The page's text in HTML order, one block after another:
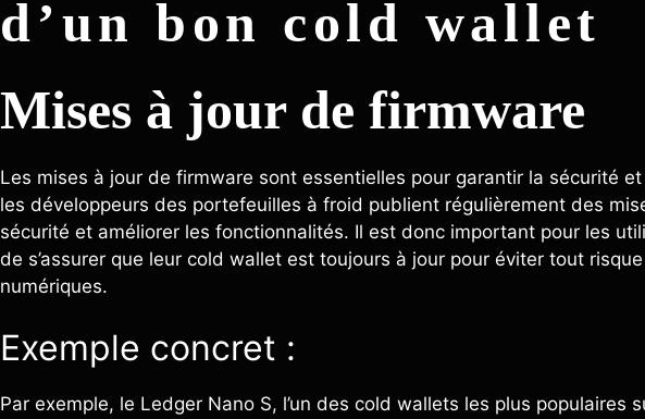
d’un bon cold wallet
Mises à jour de firmware
Les mises à jour de firmware sont essentielles pour garantir la sécurité
les développeurs des portefeuilles à froid publient régulièrement des
sécurité et améliorer les fonctionnalités. Il est donc important pour les
de s’assurer que leur cold wallet est toujours à jour pour éviter tout
numériques.
Exemple concret :
Par exemple, le Ledger Nano S, l’un des cold wallets les plus populaires